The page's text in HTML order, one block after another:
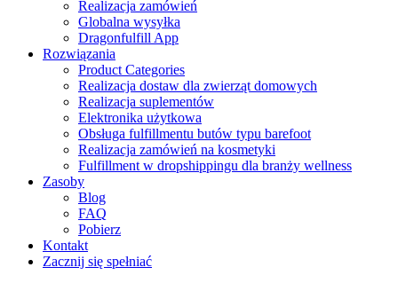
Realizacja zamówień
Globalna wysyłka
Dragonfulfill App
Rozwiązania
Product Categories
Realizacja dostaw dla zwierząt domowych
Realizacja suplementów
Elektronika użytkowa
Obsługa fulfillmentu butów typu barefoot
Realizacja zamówień na kosmetyki
Fulfillment w dropshippingu dla branży wellness
Zasoby
Blog
FAQ
Pobierz
Kontakt
Zacznij się spełniać